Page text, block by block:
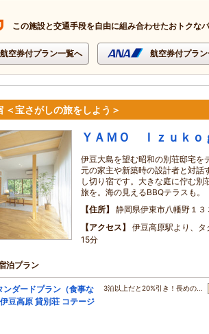
この施設と交通手段を自由に組み合わせたおトクな
航空券付プラン一覧へ 航空券付プラ
＜宝さがしの旅をしよう＞
ＹＡＭＯ Ｉｚｕｋｏ
伊豆大島を望む昭和の別荘邸宅を
元の家主や新築時の設計者と対話
し切り宿です。大きな庭に佇む別
旅を。海の見えるBBQテラスも。
住所
静岡県伊東市八幡野１３
アクセス
伊豆高原駅より、
15分
泊プラン
ンダードプラン（食事な
豆高原 貸別荘 コテージ
3泊以上だと20%引き！長めの…